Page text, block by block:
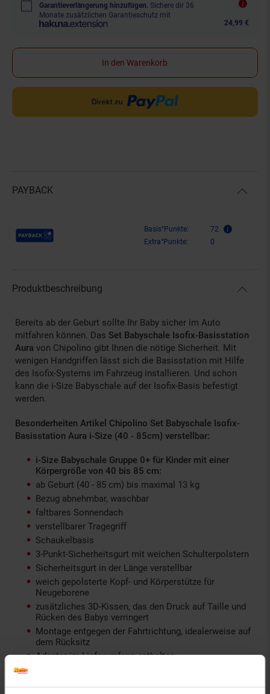
Garantieverlängerung hinzufügen. Sichere dir 36
Monate zusätzlichen Garantieschutz mit
24,99 €
In den Warenkorb
PAYBACK
Payback Punkte Basis°Punkte:
72
Extra°Punkte:
0
Produktbeschreibung
Bereits ab der Geburt sollte Ihr Baby sicher im Auto
mitfahren können. Das Set Babyschale Isofix-Basisstation
Aura von Chipolino gibt Ihnen die nötige Sicherheit. Mit
wenigen Handgriffen lässt sich die Basisstation mit Hilfe
des Isofix-Systems im Fahrzeug installieren. Und schon
kann die i-Size Babyschale auf der Isofix-Basis befestigt
werden.
Besonderheiten Artikel Chipolino Set Babyschale Isofix-
Basisstation Aura i-Size (40 - 85cm) verstellbar:
i-Size Babyschale Gruppe 0+ für Kinder mit einer
Körpergröße von 40 bis 85 cm:
ab Geburt (40 - 85 cm) bis maximal 13 kg
Bezug abnehmbar, waschbar
faltbares Sonnendach
verstellbarer Tragegriff
Schaukelbasis
3-Punkt-Sicherheitsgurt mit weichen Schulterpolstern
Sicherheitsgurt in der Länge verstellbar
weich gepolsterte Kopf- und Körperstütze für
Neugeborene
zusätzliches 3D-Kissen, das den Druck auf Taille und
Rücken des Babys verringert
Montage entgegen der Fahrtrichtung, idealerweise auf
dem Rücksitz
Adapter im Lieferumfang enthalten